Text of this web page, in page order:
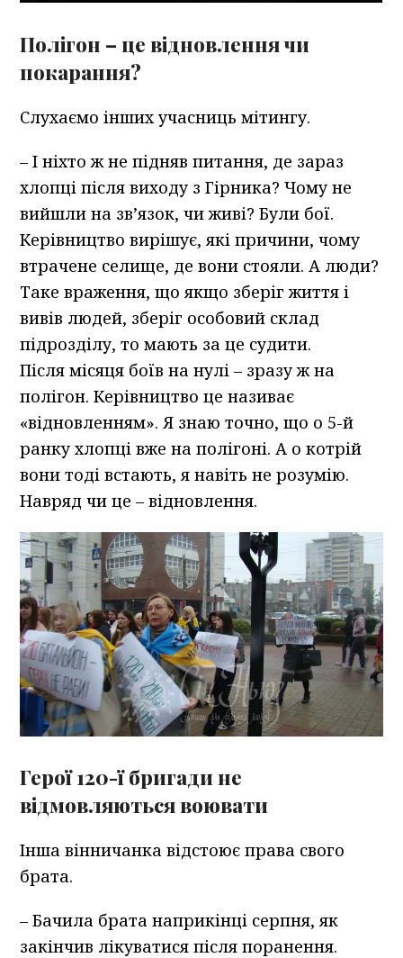
Полігон – це відновлення чи
покарання?
Слухаємо інших учасниць мітингу.
– І ніхто ж не підняв питання, де зараз
хлопці після виходу з Гірника? Чому не
вийшли на зв’язок, чи живі? Були бої.
Керівництво вирішує, які причини, чому
втрачене селище, де вони стояли. А люди?
Таке враження, що якщо зберіг життя і
вивів людей, зберіг особовий склад
підрозділу, то мають за це судити.
Після місяця боїв на нулі – зразу ж на
полігон. Керівництво це називає
«відновленням». Я знаю точно, що о 5-й
ранку хлопці вже на полігоні. А о котрій
вони тоді встають, я навіть не розумію.
Навряд чи це – відновлення.
Герої 120-ї бригади не
відмовляються воювати
Інша вінничанка відстоює права свого
брата.
– Бачила брата наприкінці серпня, як
закінчив лікуватися після поранення.